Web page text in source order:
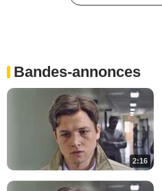
Bandes-annonces
2:16